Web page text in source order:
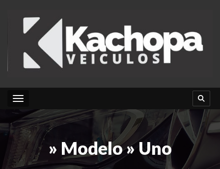
Toggle navigation
» Modelo » Uno